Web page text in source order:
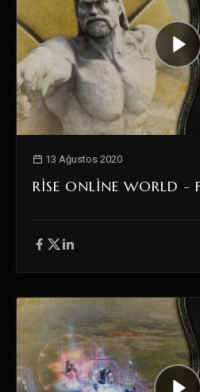
13 Ağustos 2020
RISE ONLINE WORLD -